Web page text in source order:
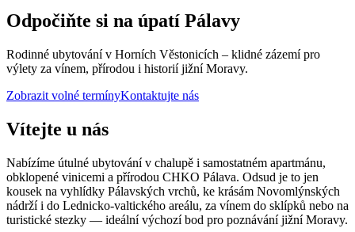
Odpočiňte si na úpatí Pálavy
Rodinné ubytování v Horních Věstonicích – klidné zázemí pro
výlety za vínem, přírodou i historií jižní Moravy.
Zobrazit volné termínyKontaktujte nás
Vítejte u nás
Nabízíme útulné ubytování v chalupě i samostatném apartmánu,
obklopené vinicemi a přírodou CHKO Pálava. Odsud je to jen
kousek na vyhlídky Pálavských vrchů, ke krásám Novomlýnských
nádrží i do Lednicko-valtického areálu, za vínem do sklípků nebo na
turistické stezky — ideální výchozí bod pro poznávání jižní Moravy.